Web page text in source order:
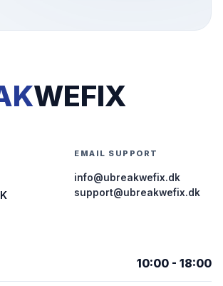
WEFIX
EMAIL SUPPORT
info@ubreakwefix.dk
support@ubreakwefix.dk
10:00 - 18:00